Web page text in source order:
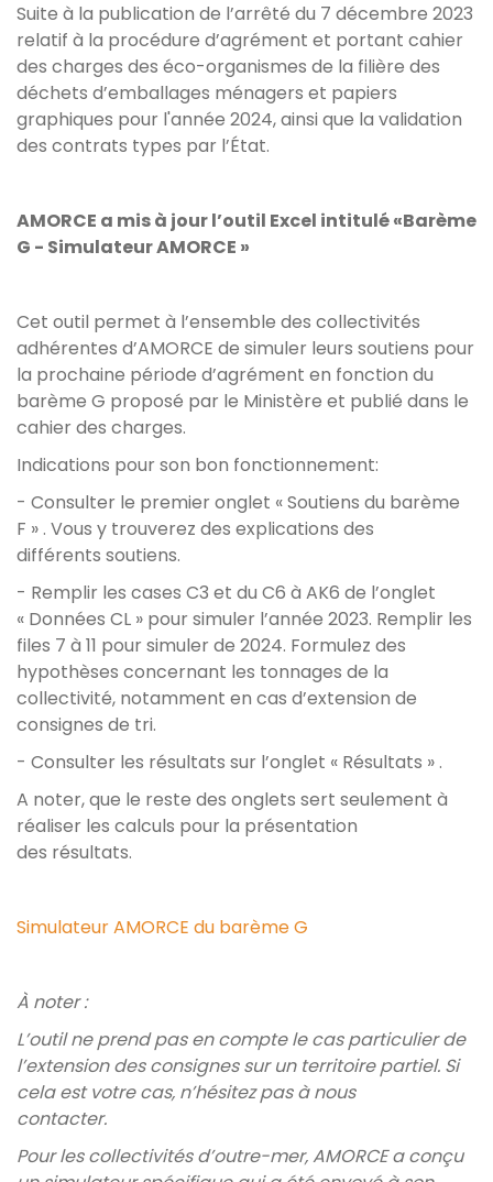
Suite à la publication de l’arrêté du 7 décembre 2023
relatif à la procédure d’agrément et portant cahier
des charges des éco-organismes de la filière des
déchets d’emballages ménagers et papiers
graphiques pour l'année 2024, ainsi que la validation
des contrats types par l’État.
AMORCE a mis à jour l’outil Excel intitulé «Barème
G - Simulateur AMORCE »
Cet outil permet à l’ensemble des collectivités
adhérentes d’AMORCE de simuler leurs soutiens pour
la prochaine période d’agrément en fonction du
barème G proposé par le Ministère et publié dans le
cahier des charges.
Indications pour son bon fonctionnement:
- Consulter le premier onglet « Soutiens du barème
F » . Vous y trouverez des explications des
différents soutiens.
- Remplir les cases C3 et du C6 à AK6 de l’onglet
« Données CL » pour simuler l’année 2023. Remplir les
files 7 à 11 pour simuler de 2024. Formulez des
hypothèses concernant les tonnages de la
collectivité, notamment en cas d’extension de
consignes de tri.
- Consulter les résultats sur l’onglet « Résultats » .
A noter, que le reste des onglets sert seulement à
réaliser les calculs pour la présentation
des résultats.
Simulateur AMORCE du barème G
À noter :
L’outil ne prend pas en compte le cas particulier de
l’extension des consignes sur un territoire partiel. Si
cela est votre cas, n’hésitez pas à nous
contacter.
Pour les collectivités d’outre-mer, AMORCE a conçu